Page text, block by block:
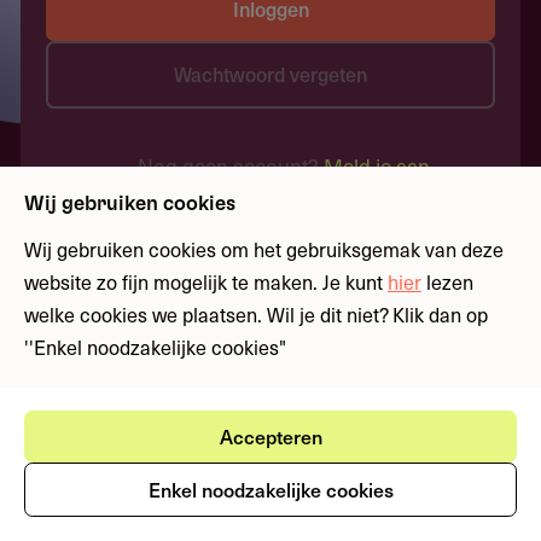
Inloggen
Wachtwoord vergeten
Nog geen account?Meld je aan
Wij gebruiken cookies
Wij gebruiken cookies om het gebruiksgemak van deze
website zo fijn mogelijk te maken. Je kunt hier lezen
welke cookies we plaatsen. Wil je dit niet? Klik dan op
''Enkel noodzakelijke cookies"
Accepteren
Enkel noodzakelijke cookies